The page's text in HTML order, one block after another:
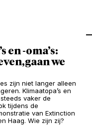
en -oma’s:
gaan we
zijn niet langer alleen
Klimaatopa’s en
vaker de
tijdens de
van Extinction
Haag. Wie zijn zij?